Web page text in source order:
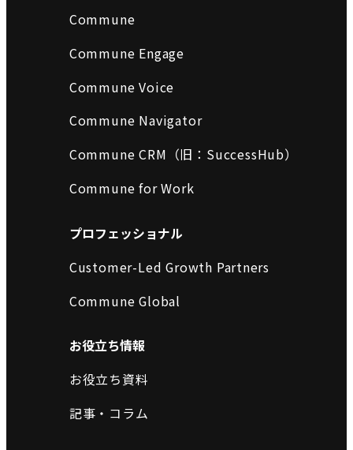
Commune
Commune Engage
Commune Voice
Commune Navigator
Commune CRM（旧：SuccessHub）
Commune for Work
プロフェッショナル
Customer-Led Growth Partners
Commune Global
お役立ち情報
お役立ち資料
記事・コラム